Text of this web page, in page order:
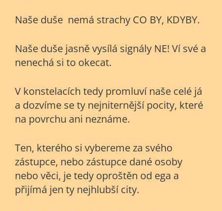
Naše duše nemá strachy CO BY, KDYBY.
Naše duše jasně vysílá signály NE! Ví své a
nenechá si to okecat.
V konstelacích tedy promluví naše celé já
a dozvíme se ty nejniternější pocity, které
na povrchu ani neznáme.
Ten, kterého si vybereme za svého
zástupce, nebo zástupce dané osoby
nebo věci, je tedy oproštěn od ega a
přijímá jen ty nejhlubší city.